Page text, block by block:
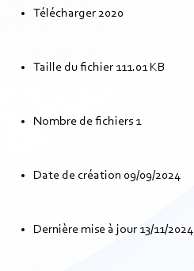
Télécharger2020
Taille du fichier 111.01 KB
Nombre de fichiers 1
Date de création 09/09/2024
Dernière mise à jour 13/11/2024